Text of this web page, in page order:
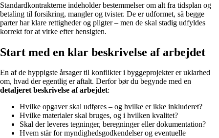
Standardkontrakterne indeholder bestemmelser om alt fra tidsplan og
betaling til forsikring, mangler og tvister. De er udformet, så begge
parter har klare rettigheder og pligter – men de skal stadig udfyldes
korrekt for at virke efter hensigten.
Start med en klar beskrivelse af arbejdet
En af de hyppigste årsager til konflikter i byggeprojekter er uklarhed
om, hvad der egentlig er aftalt. Derfor bør du begynde med en
detaljeret beskrivelse af arbejdet:
Hvilke opgaver skal udføres – og hvilke er ikke inkluderet?
Hvilke materialer skal bruges, og i hvilken kvalitet?
Skal der leveres tegninger, beregninger eller dokumentation?
Hvem står for myndighedsgodkendelser og eventuelle